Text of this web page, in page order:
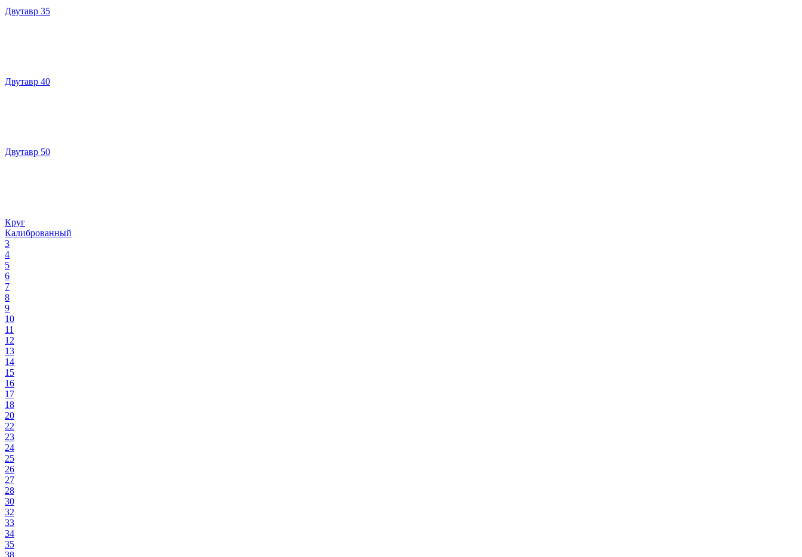
Двутавр 35
Двутавр 40
Двутавр 50
Круг
Калиброванный
3
4
5
6
7
8
9
10
11
12
13
14
15
16
17
18
20
22
23
24
25
26
27
28
30
32
33
34
35
38